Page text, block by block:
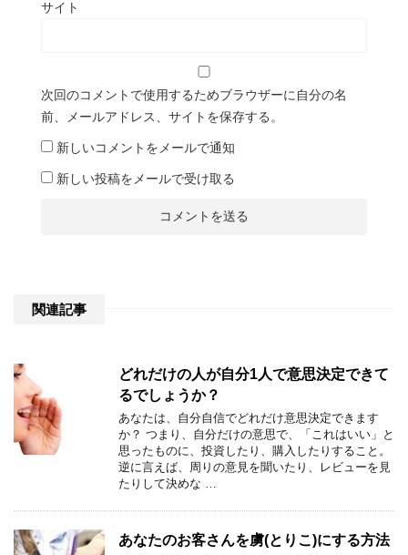
サイト
次回のコメントで使用するためブラウザーに自分の名
前、メールアドレス、サイトを保存する。
新しいコメントをメールで通知
新しい投稿をメールで受け取る
関連記事
どれだけの人が自分1人で意思決定できて
るでしょうか？
あなたは、自分自信でどれだけ意思決定できます
か？ つまり、自分だけの意思で、「これはいい」と
思ったものに、投資したり、購入したりすること。
逆に言えば、周りの意見を聞いたり、レビューを見
たりして決めな …
あなたのお客さんを虜(とりこ)にする方法